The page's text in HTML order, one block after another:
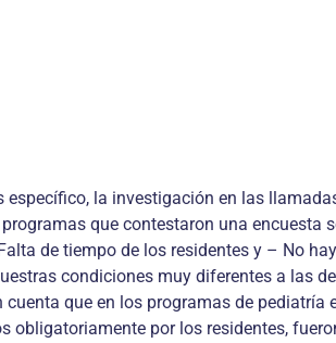
específico, la investigación en las
que contestaron una
de tiempo de los residentes y – No
condiciones muy diferentes a las
que en los programas de
obligatoriamente por los residentes,